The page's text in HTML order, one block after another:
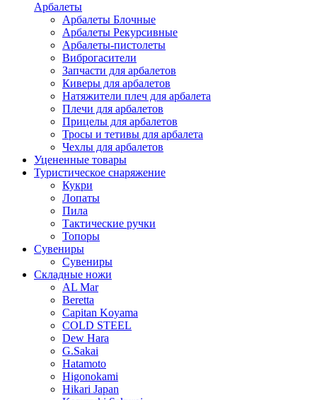
Арбалеты
Арбалеты Блочные
Арбалеты Рекурсивные
Арбалеты-пистолеты
Виброгасители
Запчасти для арбалетов
Киверы для арбалетов
Натяжители плеч для арбалета
Плечи для арбалетов
Прицелы для арбалетов
Тросы и тетивы для арбалета
Чехлы для арбалетов
Уцененные товары
Туристическое снаряжение
Кукри
Лопаты
Пила
Тактические ручки
Топоры
Сувениры
Сувениры
Складные ножи
AL Mar
Beretta
Capitan Koyama
COLD STEEL
Dew Hara
G.Sakai
Hatamoto
Higonokami
Hikari Japan